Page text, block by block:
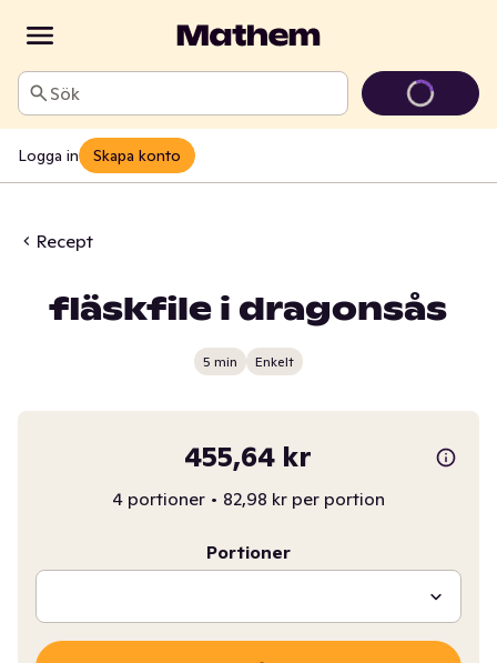
Sök
Logga in Skapa konto
Recept
fläskfile i dragonsås
5 min Enkelt
455,64 kr
4 portioner • 82,98 kr per portion
Portioner